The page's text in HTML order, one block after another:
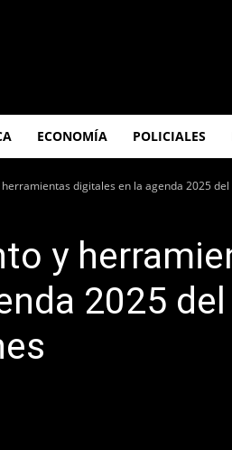
ECONOMÍA POLICIALES
digitales en la agenda 2025 del
y
2025